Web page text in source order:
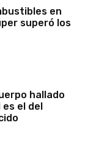
en
superó los
hallado
es el del